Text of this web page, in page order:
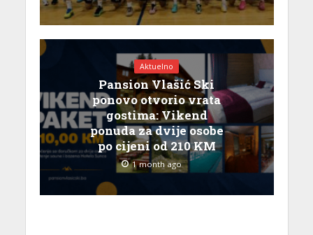
Aktuelno
Pansion Vlašić Ski
ponovo otvorio vrata
gostima: Vikend
ponuda za dvije osobe
po cijeni od 210 KM
1 month ago